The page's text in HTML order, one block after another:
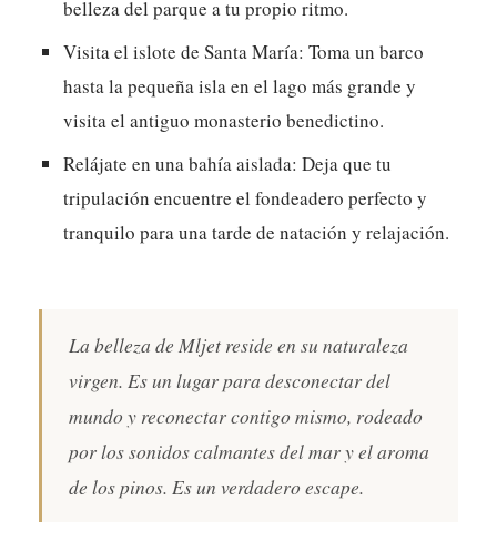
belleza del parque a tu propio ritmo.
Visita el islote de Santa María: Toma un barco
hasta la pequeña isla en el lago más grande y
visita el antiguo monasterio benedictino.
Relájate en una bahía aislada: Deja que tu
tripulación encuentre el fondeadero perfecto y
tranquilo para una tarde de natación y relajación.
La belleza de Mljet reside en su naturaleza
virgen. Es un lugar para desconectar del
mundo y reconectar contigo mismo, rodeado
por los sonidos calmantes del mar y el aroma
de los pinos. Es un verdadero escape.